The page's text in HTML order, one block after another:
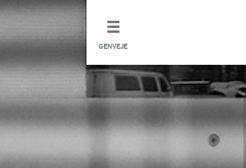
GENVEJE